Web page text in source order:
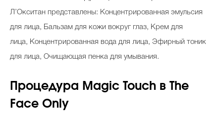
Л’Окситан представлены: Концентрированная эмульсия
для лица, Бальзам для кожи вокруг глаз, Крем для
лица, Концентрированная вода для лица, Эфирный тоник
для лица, Очищающая пенка для умывания.
Процедура Magic Touch в The
Face Only